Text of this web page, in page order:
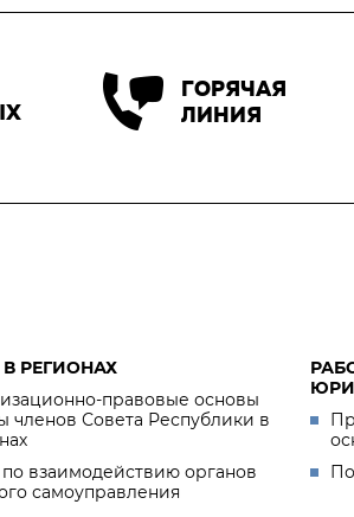
ГОРЯЧАЯ
ЛИНИЯ
РЕГИОНАХ
правовые основы
членов Совета Республики в
взаимодействию органов
самоуправления